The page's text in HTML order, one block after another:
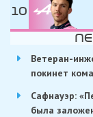
10
Ветеран-
покинет
Сафнауэр:
была